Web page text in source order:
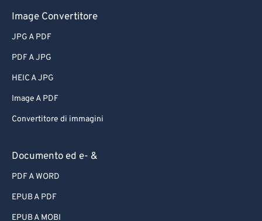
Image Convertitore
JPG A PDF
PDF A JPG
HEIC A JPG
Image A PDF
Convertitore di immagini
Documento ed e- &
PDF A WORD
EPUB A PDF
EPUB A MOBI